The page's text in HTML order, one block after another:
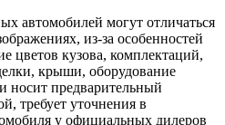
автомобилей могут отличаться
из-за особенностей
цветов кузова, комплектаций,
крыши, оборудование
предварительный
требует уточнения в
у официальных дилеров